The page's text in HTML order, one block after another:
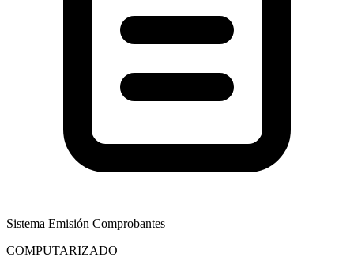
Sistema Emisión Comprobantes
COMPUTARIZADO